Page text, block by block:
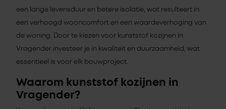
een lange levensduur en betere isolatie, wat resulteert in
een verhoogd wooncomfort en een waardeverhoging van
de woning. Door te kiezen voor kunststof kozijnen in
Vragender investeer je in kwaliteit en duurzaamheid, wat
essentieel is voor elk bouwproject.
Waarom kunststof kozijnen in
Vragender?